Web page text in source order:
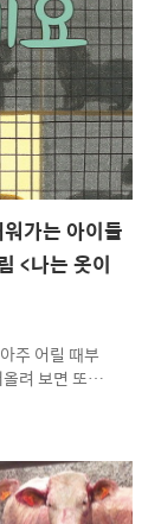
세계적 관행
교사)-
가는 아이들
<나는 옷이
어릴 때부
려 보면 또래
다가 개구리
아서 연필깎
하고 길 가는
었죠. 새총을